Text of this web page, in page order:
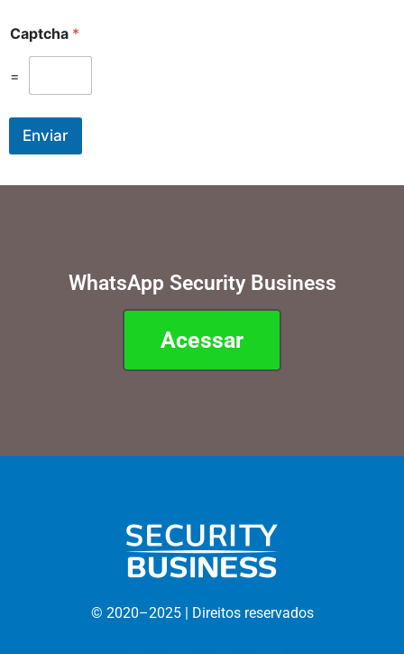
Captcha *
=
Enviar
WhatsApp Security Business
Acessar
© 2020–2025 | Direitos reservados